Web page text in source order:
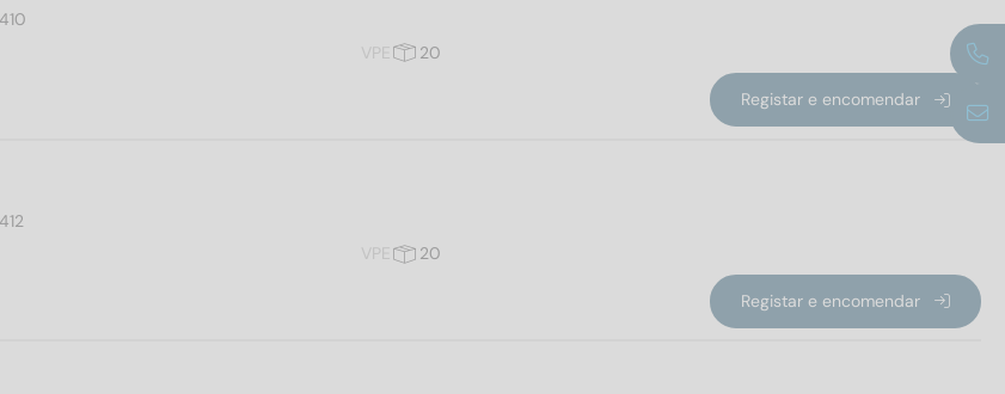
VPE
20
Registar e encomendar
VPE
20
Registar e encomendar